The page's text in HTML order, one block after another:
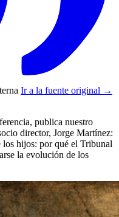
Ir a la fuente original →
publica nuestro
director, Jorge Martínez:
hijos: por qué el Tribunal
la evolución de los